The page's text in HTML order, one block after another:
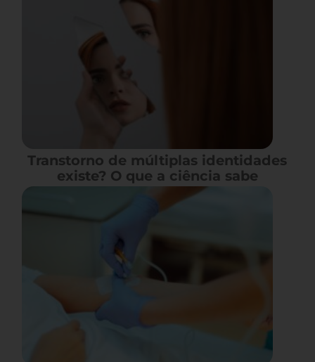
Transtorno de múltiplas identidades
existe? O que a ciência sabe